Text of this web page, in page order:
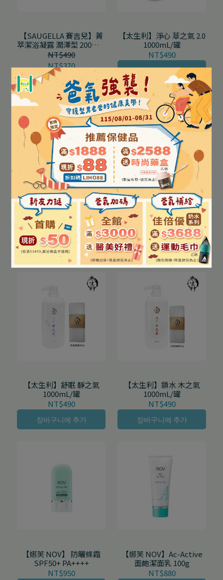
【SAUGELLA 賽吉兒】菁
萃潔浴凝露 潤澤型 200mL/
瓶
NT$370
NT$490
장바구니에 추가
【太生利】淨心 草之氣 2.0
1000mL/罐
NT$490
장바구니에 추가
【太生利】淨白 花之氣
1000mL/罐
NT$490
장바구니에 추가
【太生利】緊緻 果之氣
1000mL/罐
NT$490
장바구니에 추가
【太生利】舒眠 靜之氣
1000mL/罐
NT$490
장바구니에 추가
【太生利】鎖水 木之氣
1000mL/罐
NT$490
장바구니에 추가
【娜芙 NOV】 防曬條霜
SPF50+ PA++++
NT$950
【娜芙 NOV】Ac-Active
面皰潔面乳 100g
NT$880